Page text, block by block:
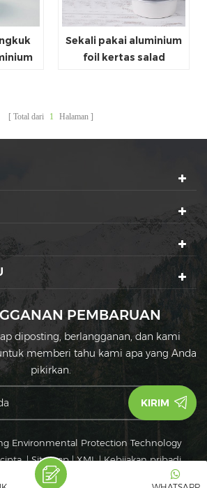
Sekali pakai aluminium
foil kertas salad
Total dari 1 Halaman
PEMBARUAN
diposting, berlangganan, dan kami
memberi tahu kami apa yang Anda
pikirkan.
Environmental Protection Technology
cipta.|Sitemap|XML|Kebijakan pribadi